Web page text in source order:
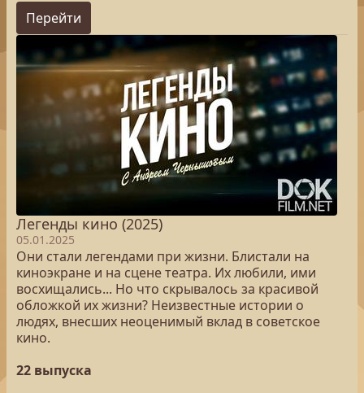
Перейти
Легенды кино (2025)
05.01.2025
Они стали легендами при жизни. Блистали на
киноэкране и на сцене театра. Их любили, ими
восхищались... Но что скрывалось за красивой
обложкой их жизни? Неизвестные истории о
людях, внесших неоценимый вклад в советское
кино.
22 выпуска